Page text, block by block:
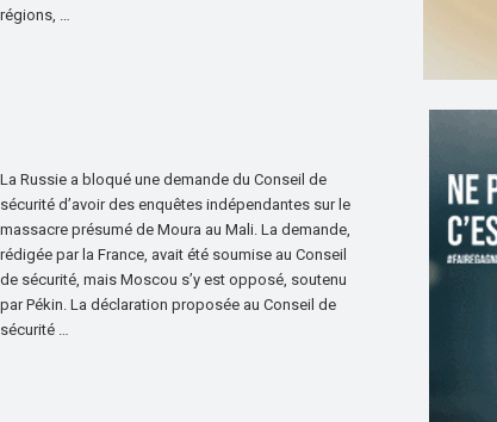
régions, …
La Russie a bloqué une demande du Conseil de
sécurité d’avoir des enquêtes indépendantes sur le
massacre présumé de Moura au Mali. La demande,
rédigée par la France, avait été soumise au Conseil
de sécurité, mais Moscou s’y est opposé, soutenu
par Pékin. La déclaration proposée au Conseil de
sécurité …